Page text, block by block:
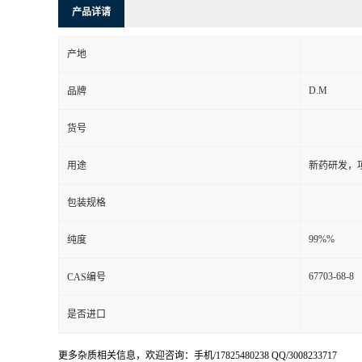
产品详请
产地
品牌 D.M
货号
用途 新药研发，
包装规格
纯度 99%%
CAS编号 67703-68-8
是否进口
更多杂质相关信息，欢迎咨询：手机/17825480238 QQ/3008233717